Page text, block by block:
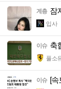
계층 잠
입사
이슈 축
풀소
이슈 [